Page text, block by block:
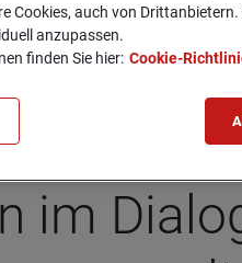
im
Cookies, auch von
anzupassen.
finden Sie hier: Cookie-